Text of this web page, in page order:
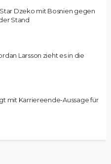
Dzeko mit Bosnien gegen
Stand
Larsson zieht es in die
mit Karriereende-Aussage für